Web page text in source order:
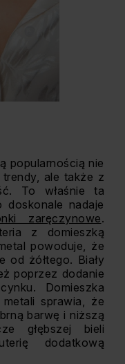
popularnością nie
ale także z
To właśnie ta
doskonale nadaje
zaręczynowe.
z domieszką
powoduje, że
od żółtego. Biały
poprzez dodanie
Domieszka
sprawia, że
barwę i niższą
głębszej bieli
dodatkową